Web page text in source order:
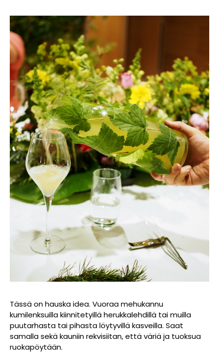
Tässä on hauska idea. Vuoraa mehukannu
kumilenksuilla kiinnitetyillä herukkalehdillä tai muilla
puutarhasta tai pihasta löytyvillä kasveilla. Saat
samalla sekä kauniin rekvisiitan, että väriä ja tuoksua
ruokapöytään.